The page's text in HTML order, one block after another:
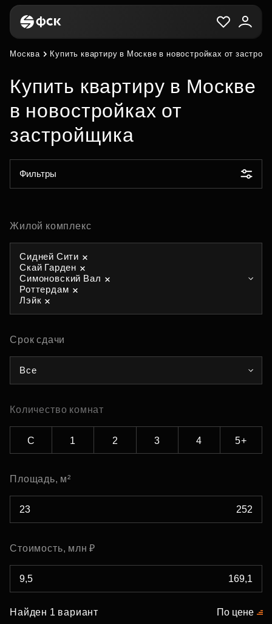
Москва Купить квартиру в Москве в новостройках от
Купить квартиру в Москве
в новостройках от
застройщика
Фильтры
Жилой комплекс
Сидней Сити
Скай Гарден
Симоновский Вал
Роттердам
Лэйк
Срок сдачи
Все
Количество комнат
С 1 2 3 4 5+
Площадь, м²
Стоимость, млн ₽
Найден 1 вариант По цене